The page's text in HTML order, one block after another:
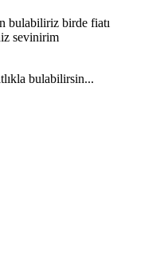
bulabiliriz birde fiatı
sevinirim
bulabilirsin...